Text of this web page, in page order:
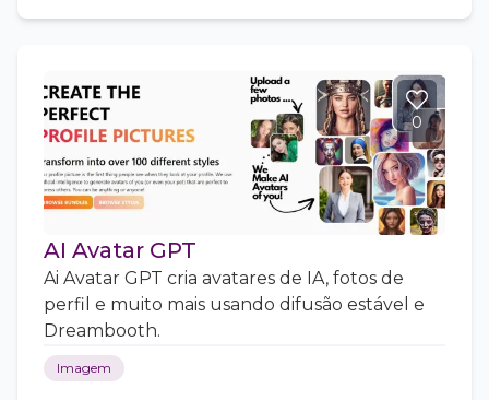
0
AI Avatar GPT
Ai Avatar GPT cria avatares de IA, fotos de
perfil e muito mais usando difusão estável e
Dreambooth.
Imagem